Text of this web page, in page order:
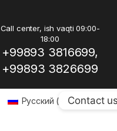
Call center, ish vaqti 09:00-
18:00
+99893 3816699,
+99893 3826699
Русский ( Russian)
Contact us